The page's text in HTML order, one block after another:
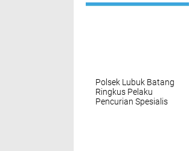
Polsek Lubuk Batang
Ringkus Pelaku
Pencurian Spesialis